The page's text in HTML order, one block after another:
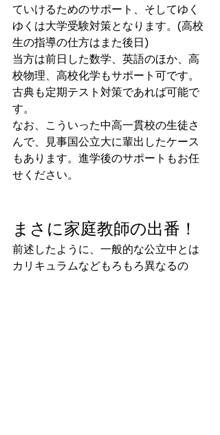
ていけるためのサポート、そしてゆく
ゆくは大学受験対策となります。(高校
生の指導の仕方はまた後日)
当方は前日した数学、英語のほか、高
校物理、高校化学もサポート可です。
古典も定期テスト対策であれば可能で
す。
なお、こういった中高一貫校の生徒さ
んで、見事国公立大に輩出したケース
もあります。進学後のサポートもお任
せください。
まさに家庭教師の出番！
前述したように、一般的な公立中とは
カリキュラムなどもろもろ異なるの